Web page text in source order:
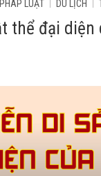
PHÁP LUẬT DU LỊCH
thể đại